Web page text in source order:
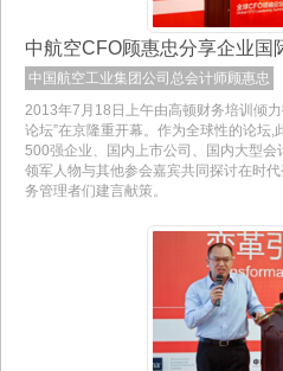
中航空CFO顾惠忠分享企业国
中国航空工业集团公司总会计师顾惠忠
2013年7月18日上午由高顿财务培训倾
论坛”在京隆重开幕。作为全球性的论坛
500强企业、国内上市公司、国内大型
领军人物与其他参会嘉宾共同探讨在时
务管理者们建言献策。